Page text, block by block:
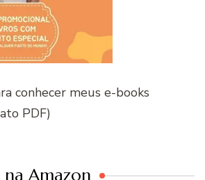
conhecer meus e-books
PDF)
na Amazon